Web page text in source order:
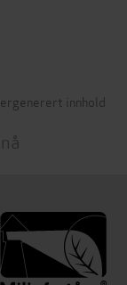
innhold